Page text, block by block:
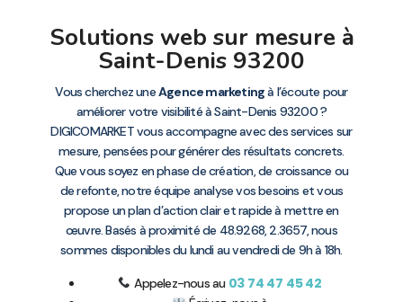
Solutions web sur mesure à
Saint-Denis 93200
Vous cherchez uneAgence marketingà l’écoute pour
améliorer votre visibilité à Saint-Denis 93200 ?
DIGICOMARKET vous accompagne avec des services sur
mesure, pensées pour générer des résultats concrets.
Que vous soyez en phase de création, de croissance ou
de refonte, notre équipe analyse vos besoins et vous
propose un plan d’action clair et rapide à mettre en
œuvre. Basés à proximité de 48.9268, 2.3657, nous
sommes disponibles du lundi au vendredi de 9h à 18h.
Appelez-nous au 03 74 47 45 42